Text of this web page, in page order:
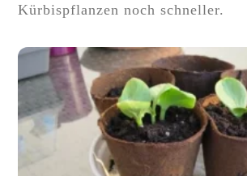
Kürbispflanzen noch schneller.